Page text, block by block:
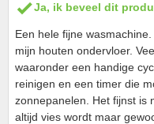
Ja, ik beveel dit
Een hele fijne
mijn houten ondervloer.
waaronder een handige
reinigen en een timer die
zonnepanelen. Het fijnst is
altijd vies wordt maar